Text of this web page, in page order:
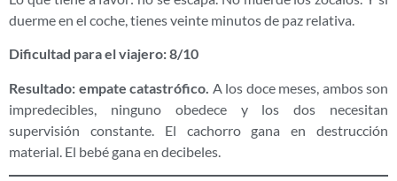
duerme en el coche, tienes veinte minutos de paz relativa.
Dificultad para el viajero: 8/10
Resultado: empate catastrófico. A los doce meses, ambos son
impredecibles, ninguno obedece y los dos necesitan
supervisión constante. El cachorro gana en destrucción
material. El bebé gana en decibeles.